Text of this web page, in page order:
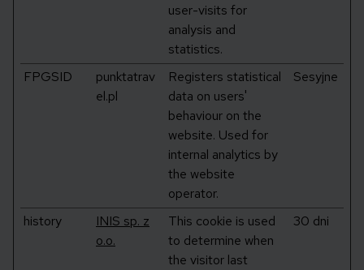
user-visits for
analysis and
statistics.
FPGSID
punktatrav
el.pl
Registers statistical
data on users'
behaviour on the
website. Used for
internal analytics by
the website
operator.
Sesyjne
history
INIS sp. z
o.o.
This cookie is used
to determine when
the visitor last
30 dni